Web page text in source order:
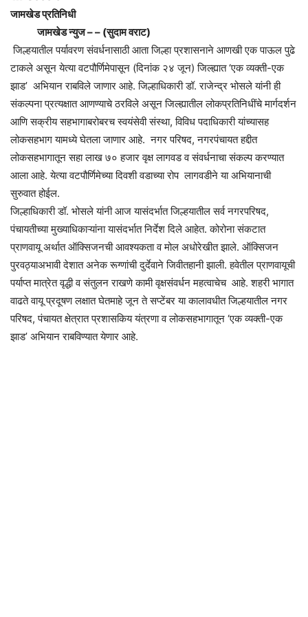
जामखेड प्रतिनिधी
जामखेड न्युज – – (सुदाम वराट)
जिल्हयातील पर्यावरण संवर्धनासाठी आता जिल्हा प्रशासनाने आणखी एक पाऊल पुढे
टाकले असून येत्या वटपौर्णिमेपासून (दिनांक २४ जून) जिल्ह्यात ‘एक व्यक्ती-एक
झाड’ अभियान राबविले जाणार आहे. जिल्हाधिकारी डॉ. राजेन्द्र भोसले यांनी ही
संकल्पना प्रत्यक्षात आणण्याचे ठरविले असून जिल्ह्यातील लोकप्रतिनिधींचे मार्गदर्शन
आणि सक्रीय सहभागाबरोबरच स्वयंसेवी संस्था, विविध पदाधिकारी यांच्यासह
लोकसहभाग यामध्ये घेतला जाणार आहे. नगर परिषद, नगरपंचायत हद्दीत
लोकसहभागातून सहा लाख ७० हजार वृक्ष लागवड व संवर्धनाचा संकल्प करण्यात
आला आहे. येत्या वटपौर्णिमेच्या दिवशी वडाच्या रोप लागवडीने या अभियानाची
सुरुवात होईल.
जिल्हाधिकारी डॉ. भोसले यांनी आज यासंदर्भात जिल्हयातील सर्व नगरपरिषद,
पंचायतीच्या मुख्याधिकाऱ्यांना यासंदर्भात निर्देश दिले आहेत. कोरोना संकटात
प्राणवायू अर्थात ऑक्सिजनची आवश्यकता व मोल अधोरेखीत झाले. ऑक्सिजन
पुरवठ्याअभावी देशात अनेक रूग्णांची दुर्देवाने जिवीतहानी झाली. हवेतील प्राणवायूची
पर्याप्त मात्रेत वृद्धी व संतुलन राखणे कामी वृक्षसंवर्धन महत्वाचेच आहे. शहरी भागात
वाढते वायू प्रदूषण लक्षात घेतमाहे जून ते सप्टेंबर या कालावधीत जिल्हयातील नगर
परिषद, पंचायत क्षेत्रात प्रशासकिय यंत्रणा व लोकसहभागातून ‘एक व्यक्ती-एक
झाड’ अभियान राबविण्यात येणार आहे.